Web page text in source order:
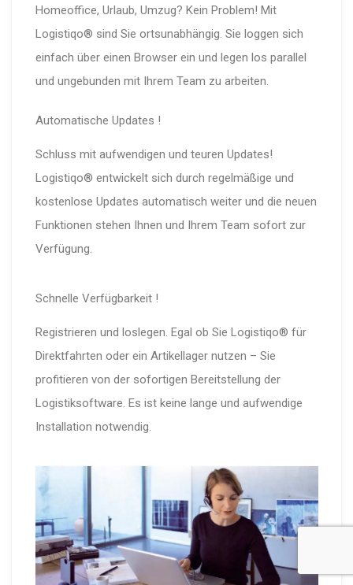
Homeoffice, Urlaub, Umzug? Kein Problem! Mit
Logistiqo® sind Sie ortsunabhängig. Sie loggen sich
einfach über einen Browser ein und legen los parallel
und ungebunden mit Ihrem Team zu arbeiten.
Automatische Updates !
Schluss mit aufwendigen und teuren Updates!
Logistiqo® entwickelt sich durch regelmäßige und
kostenlose Updates automatisch weiter und die neuen
Funktionen stehen Ihnen und Ihrem Team sofort zur
Verfügung.
Schnelle Verfügbarkeit !
Registrieren und loslegen. Egal ob Sie Logistiqo® für
Direktfahrten oder ein Artikellager nutzen – Sie
profitieren von der sofortigen Bereitstellung der
Logistiksoftware. Es ist keine lange und aufwendige
Installation notwendig.